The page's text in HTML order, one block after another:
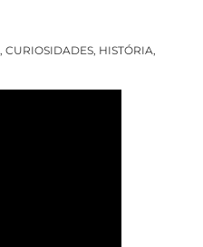
, CURIOSIDADES, HISTÓRIA,